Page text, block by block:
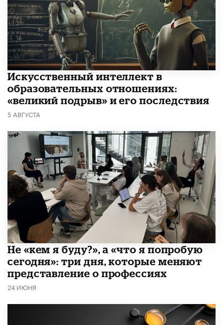
​Искусственный интеллект в
образовательных отношениях:
«великий подрыв» и его последствия
5 АВГУСТА
Не «кем я буду?», а «что я попробую
сегодня»: три дня, которые меняют
представление о профессиях
24 ИЮНЯ